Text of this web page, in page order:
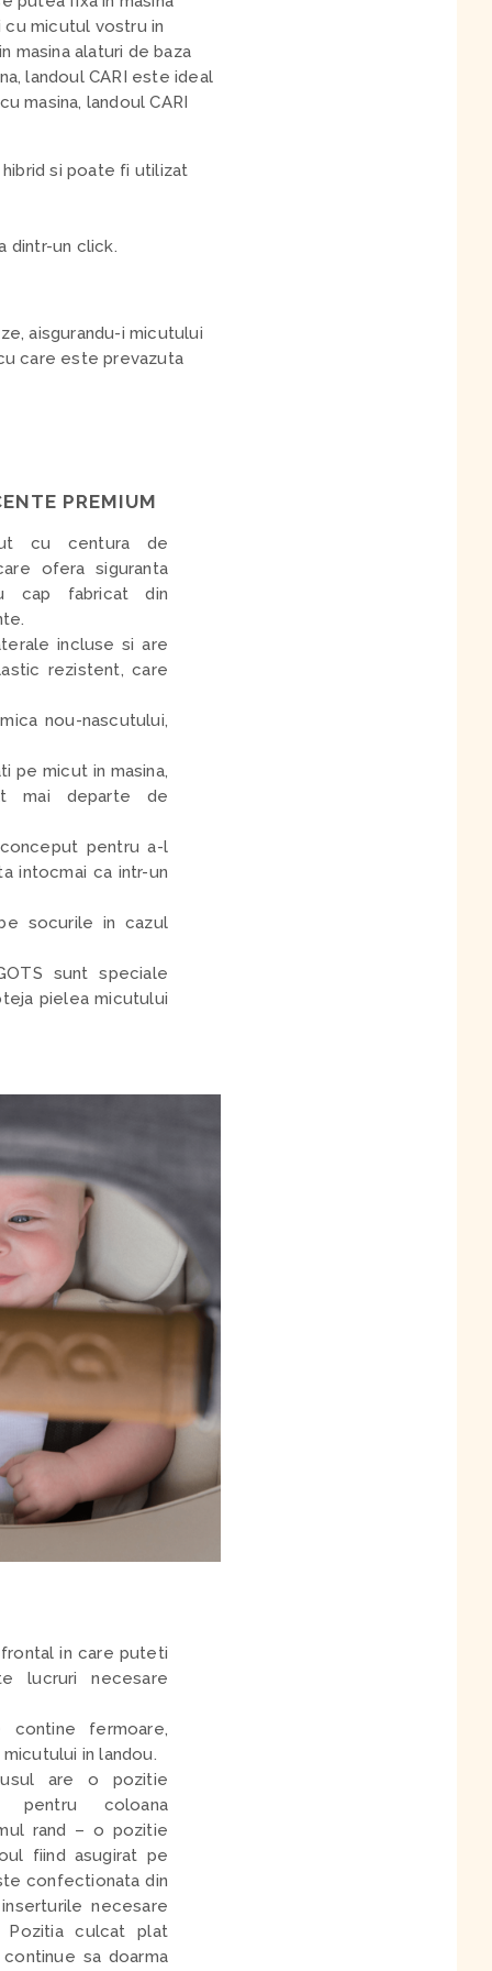
micutul vostru in
masina alaturi de baza
landoul CARI este ideal
masina, landoul CARI
si poate fi utilizat
dintr-un click.
aisgurandu-i micutului
care este prevazuta
PREMIUM
cu centura de
ofera siguranta
cap fabricat din
incluse si are
rezistent, care
nou-nascutului,
pe micut in masina,
mai departe de
pentru a-l
intocmai ca intr-un
socurile in cazul
sunt speciale
pielea micutului
in care puteti
lucruri necesare
contine fermoare,
in landou.
are o pozitie
pentru coloana
rand – o pozitie
fiind asugirat pe
confectionata din
necesare
Pozitia culcat plat
sa doarma